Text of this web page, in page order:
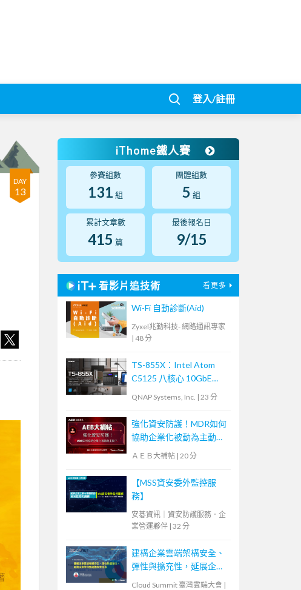
登入/註冊
DAY
13
iThome鐵人賽
參賽組數
131 組
團體組數
5 組
累計文章數
415 篇
最後報名日
9/15
看影片追技術 看更多
Wi-Fi 自動診斷(Aid)
Zyxel兆勤科技- 網路通訊專家
| 48 分
TS-855X：Intel Atom
C5125 八核心 10GbE
NAS，內建雙 M.2 NVMe
槽，大容量混合式儲存架
構適合中小企業備份及監
控應用
QNAP Systems, Inc. | 23 分
強化資安防護！MDR如何
協助企業化被動為主動？
【宏碁資訊網路學堂】
ＡＥＢ大補帖 | 20 分
【MSS資安委外監控服
務】
安碁資訊｜資安防護服務．企
業營運夥伴 | 32 分
建構企業雲端架構安全、
彈性與擴充性，延展企業
全球無邊際安全存取
Cloud Summit 臺灣雲端大會 |